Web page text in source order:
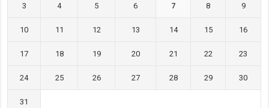
3 4 5 6 7 8 9
10 11 12 13 14 15 16
17 18 19 20 21 22 23
24 25 26 27 28 29 30
31